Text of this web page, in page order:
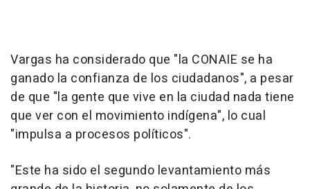
Vargas ha considerado que "la CONAIE se ha
ganado la confianza de los ciudadanos", a pesar
de que "la gente que vive en la ciudad nada tiene
que ver con el movimiento indígena", lo cual
"impulsa a procesos políticos".
"Este ha sido el segundo levantamiento más